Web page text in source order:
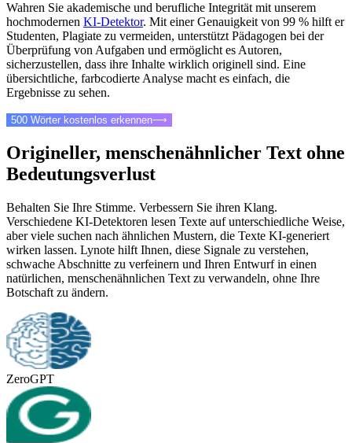
Wahren Sie akademische und berufliche Integrität mit unserem
hochmodernen KI-Detektor. Mit einer Genauigkeit von 99 % hilft er
Studenten, Plagiate zu vermeiden, unterstützt Pädagogen bei der
Überprüfung von Aufgaben und ermöglicht es Autoren,
sicherzustellen, dass ihre Inhalte wirklich originell sind. Eine
übersichtliche, farbcodierte Analyse macht es einfach, die
Ergebnisse zu sehen.
500 Wörter kostenlos erkennen⟶
Origineller, menschenähnlicher Text ohne
Bedeutungsverlust
Behalten Sie Ihre Stimme. Verbessern Sie ihren Klang.
Verschiedene KI-Detektoren lesen Texte auf unterschiedliche Weise,
aber viele suchen nach ähnlichen Mustern, die Texte KI-generiert
wirken lassen. Lynote hilft Ihnen, diese Signale zu verstehen,
schwache Abschnitte zu verfeinern und Ihren Entwurf in einen
natürlichen, menschenähnlichen Text zu verwandeln, ohne Ihre
Botschaft zu ändern.
ZeroGPT